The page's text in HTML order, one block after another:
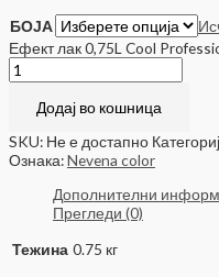
БОЈА
Ефект лак 0,75L Cool
Додај во кошница
SKU: Не е достапно
Ознака:Nevena color
Дополнителни
Прегледи (0)
Тежина 0.75 кг